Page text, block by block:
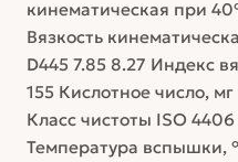
кинематическая при
Вязкость
D445 7.85 8.27 Индекс
155 Кислотное число,
Класс чистоты ISO
Температура вспышки,